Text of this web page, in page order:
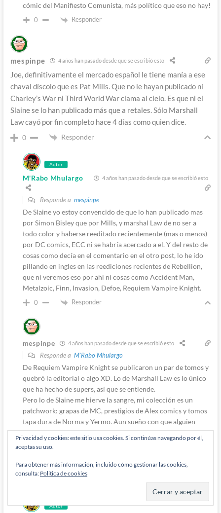
cómic del Manifiesto Comunista, más político que eso no hay!
0 Responder
mespinpe 4 años han pasado desde que se escribió esto
Joe, definitivamente el mercado español le tiene manía a ese
chaval díscolo que es Pat Mills. Que no le hayan publicado ni
Charley’s War ni Third World War clama al cielo. Es que ni el
Slaine se lo han publicado más que a retales. Sólo Marshall
Law cayó por fin completo hace 4 días como quien dice.
0 Responder
Autor
M'Rabo Mhulargo 4 años han pasado desde que se escribió esto
Responde a mespinpe
De Slaine yo estoy convencido de que lo han publicado mas
por Simon Bisley que por Mills, y marshal Law de no ser a
todo color y haberse reeditado recientemente (mas o menos)
por DC comics, ECC ni se habría acercado a el. Y del resto de
cosas como decía en el comentario en el otro post, lo he ido
pillando en ingles en las reediciones recientes de Rebellion,
que ni veremos eso por ahi ni cosas como Accident Man,
Metalzoic, Finn, Invasion, Defoe, Requiem Vampire Knight.
0 Responder
mespinpe 4 años han pasado desde que se escribió esto
Responde a M'Rabo Mhulargo
De Requiem Vampire Knight se publicaron un par de tomos y
quebró la editorial o algo XD. Lo de Marshall Law es lo único
que ha hecho de supers, así que se entiende.
Pero lo de Slaine me hierve la sangre, mi colección es un
patchwork: grapas de MC, prestigios de Alex comics y tomos
tapa dura de Norma y Yermo. Aun sueño con que alguien
publique en un par de tomos de tapa blanda económicos el
material anterior a Bisley completo de una vez. No me
castellano es muy bruta, pero al tiempo.
Responder
Autor
Privacidad y cookies: este sitio usa cookies. Si continúas navegando por él,
aceptas su uso.
Para obtener más información, incluido cómo gestionar las cookies,
consulta: Política de cookies